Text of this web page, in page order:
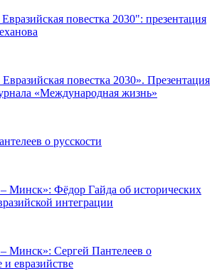
повестка 2030": презентация
повестка 2030». Презентация
«Международная жизнь»
о русскости
Минск»: Фёдор Гайда об исторических
интеграции
Минск»: Сергей Пантелеев о
евразийстве